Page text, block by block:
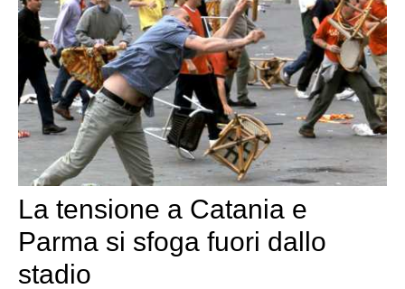
La tensione a Catania e
Parma si sfoga fuori dallo
stadio